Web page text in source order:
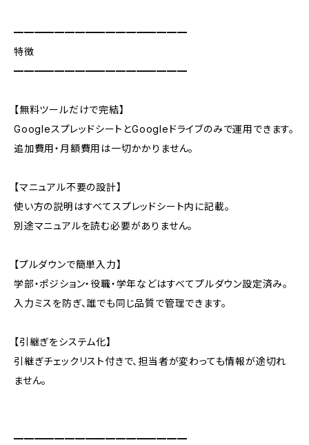
━━━━━━━━━━━━━━━━━
特徴
━━━━━━━━━━━━━━━━━
【無料ツールだけで完結】
GoogleスプレッドシートとGoogleドライブのみで運用できます。
追加費用・月額費用は一切かかりません。
【マニュアル不要の設計】
使い方の説明はすべてスプレッドシート内に記載。
別途マニュアルを読む必要がありません。
【プルダウンで簡単入力】
学部・ポジション・役職・学年などはすべてプルダウン設定済み。
入力ミスを防ぎ、誰でも同じ品質で管理できます。
【引継ぎをシステム化】
引継ぎチェックリスト付きで、担当者が変わっても情報が途切れ
ません。
━━━━━━━━━━━━━━━━━